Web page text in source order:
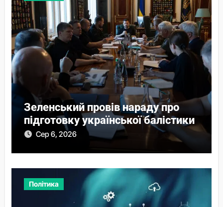
Зеленський провів нараду про
підготовку української балістики
Сер 6, 2026
Політика